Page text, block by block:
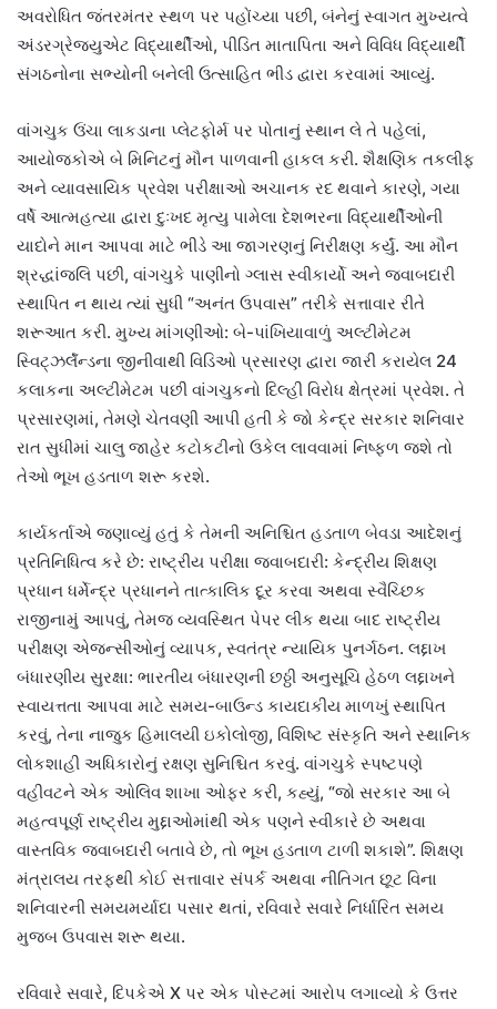
અવરોધિત જંતરમંતર સ્થળ પર પહોંચ્યા પછી, બંનેનું સ્વાગત મુખ્યત્વે
અંડરગ્રેજ્યુએટ વિદ્યાર્થીઓ, પીડિત માતાપિતા અને વિવિધ વિદ્યાર્થી
સંગઠનોના સભ્યોની બનેલી ઉત્સાહિત ભીડ દ્વારા કરવામાં આવ્યું.
વાંગચુક ઉંચા લાકડાના પ્લેટફોર્મ પર પોતાનું સ્થાન લે તે પહેલાં,
આયોજકોએ બે મિનિટનું મૌન પાળવાની હાકલ કરી. શૈક્ષણિક તકલીફ
અને વ્યાવસાયિક પ્રવેશ પરીક્ષાઓ અચાનક રદ થવાને કારણે, ગયા
વર્ષે આત્મહત્યા દ્વારા દુઃખદ મૃત્યુ પામેલા દેશભરના વિદ્યાર્થીઓની
યાદોને માન આપવા માટે ભીડે આ જાગરણનું નિરીક્ષણ કર્યું. આ મૌન
શ્રદ્ધાંજલિ પછી, વાંગચુકે પાણીનો ગ્લાસ સ્વીકાર્યો અને જવાબદારી
સ્થાપિત ન થાય ત્યાં સુધી “અનંત ઉપવાસ” તરીકે સત્તાવાર રીતે
શરૂઆત કરી. મુખ્ય માંગણીઓ: બે-પાંખિયાવાળું અલ્ટીમેટમ
સ્વિટ્ઝર્લૅન્ડના જીનીવાથી વિડિઓ પ્રસારણ દ્વારા જારી કરાયેલ 24
કલાકના અલ્ટીમેટમ પછી વાંગચુકનો દિલ્હી વિરોધ ક્ષેત્રમાં પ્રવેશ. તે
પ્રસારણમાં, તેમણે ચેતવણી આપી હતી કે જો કેન્દ્ર સરકાર શનિવાર
રાત સુધીમાં ચાલુ જાહેર કટોકટીનો ઉકેલ લાવવામાં નિષ્ફળ જશે તો
તેઓ ભૂખ હડતાળ શરૂ કરશે.
કાર્યકર્તાએ જણાવ્યું હતું કે તેમની અનિશ્ચિત હડતાળ બેવડા આદેશનું
પ્રતિનિધિત્વ કરે છે: રાષ્ટ્રીય પરીક્ષા જવાબદારી: કેન્દ્રીય શિક્ષણ
પ્રધાન ધર્મેન્દ્ર પ્રધાનને તાત્કાલિક દૂર કરવા અથવા સ્વૈચ્છિક
રાજીનામું આપવું, તેમજ વ્યવસ્થિત પેપર લીક થયા બાદ રાષ્ટ્રીય
પરીક્ષણ એજન્સીઓનું વ્યાપક, સ્વતંત્ર ન્યાયિક પુનર્ગઠન. લદ્દાખ
બંધારણીય સુરક્ષા: ભારતીય બંધારણની છઠ્ઠી અનુસૂચિ હેઠળ લદ્દાખને
સ્વાયત્તતા આપવા માટે સમય-બાઉન્ડ કાયદાકીય માળખું સ્થાપિત
કરવું, તેના નાજુક હિમાલયી ઇકોલોજી, વિશિષ્ટ સંસ્કૃતિ અને સ્થાનિક
લોકશાહી અધિકારોનું રક્ષણ સુનિશ્ચિત કરવું. વાંગચુકે સ્પષ્ટપણે
વહીવટને એક ઓલિવ શાખા ઓફર કરી, કહ્યું, “જો સરકાર આ બે
મહત્વપૂર્ણ રાષ્ટ્રીય મુદ્દાઓમાંથી એક પણને સ્વીકારે છે અથવા
વાસ્તવિક જવાબદારી બતાવે છે, તો ભૂખ હડતાળ ટાળી શકાશે”. શિક્ષણ
મંત્રાલય તરફથી કોઈ સત્તાવાર સંપર્ક અથવા નીતિગત છૂટ વિના
શનિવારની સમયમર્યાદા પસાર થતાં, રવિવારે સવારે નિર્ધારિત સમય
મુજબ ઉપવાસ શરૂ થયા.
રવિવારે સવારે, દિપકેએ X પર એક પોસ્ટમાં આરોપ લગાવ્યો કે ઉત્તર